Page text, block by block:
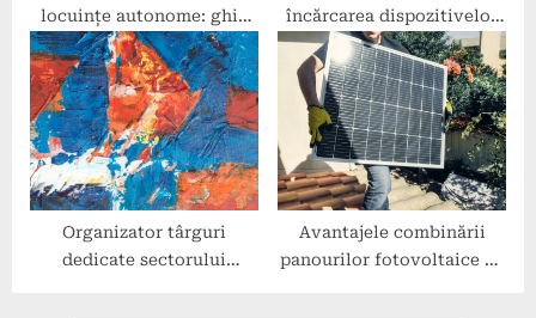
locuințe autonome: ghid
complet
încărcarea dispozitivelor
portabile
Organizator târguri
dedicate sectorului
Avantajele combinării
panourilor fotovoltaice cu